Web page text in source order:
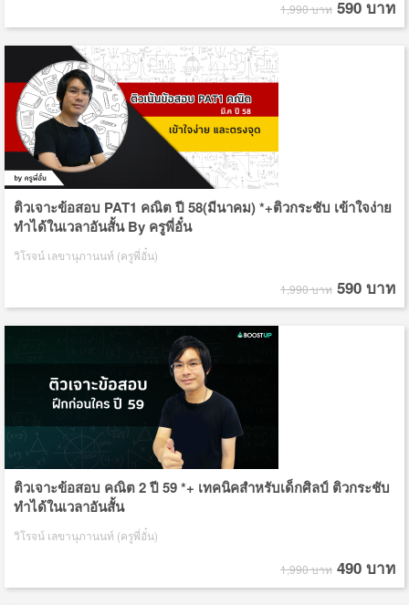
1,990 บาท 590 บาท
ติวเจาะข้อสอบ PAT1 คณิต ปี 58(มีนาคม) *+ติวกระชับ เข้าใจง่าย
ทำได้ในเวลาอันสั้น By ครูพี่อั๋น
วิโรจน์ เลขานุภานนท์ (ครูพี่อั๋น)
1,990 บาท 590 บาท
ติวเจาะข้อสอบ คณิต 2 ปี 59 *+ เทคนิคสำหรับเด็กศิลป์ ติวกระชับ
ทำได้ในเวลาอันสั้น
วิโรจน์ เลขานุภานนท์ (ครูพี่อั๋น)
1,990 บาท 490 บาท